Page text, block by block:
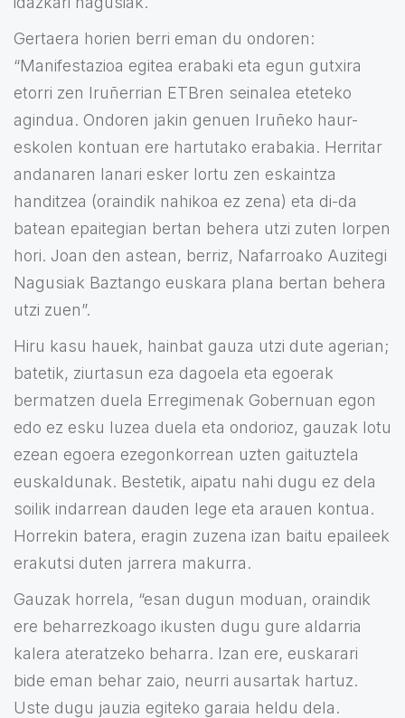
Gertaera horien berri eman du ondoren:
“Manifestazioa egitea erabaki eta egun gutxira
etorri zen Iruñerrian ETBren seinalea eteteko
agindua. Ondoren jakin genuen Iruñeko haur-
eskolen kontuan ere hartutako erabakia. Herritar
andanaren lanari esker lortu zen eskaintza
handitzea (oraindik nahikoa ez zena) eta di-da
batean epaitegian bertan behera utzi zuten lorpen
hori. Joan den astean, berriz, Nafarroako Auzitegi
Nagusiak Baztango euskara plana bertan behera
utzi zuen”.
Hiru kasu hauek, hainbat gauza utzi dute agerian;
batetik, ziurtasun eza dagoela eta egoerak
bermatzen duela Erregimenak Gobernuan egon
edo ez esku luzea duela eta ondorioz, gauzak lotu
ezean egoera ezegonkorrean uzten gaituztela
euskaldunak. Bestetik, aipatu nahi dugu ez dela
soilik indarrean dauden lege eta arauen kontua.
Horrekin batera, eragin zuzena izan baitu epaileek
erakutsi duten jarrera makurra.
Gauzak horrela, “esan dugun moduan, oraindik
ere beharrezkoago ikusten dugu gure aldarria
kalera ateratzeko beharra. Izan ere, euskarari
bide eman behar zaio, neurri ausartak hartuz.
Uste dugu jauzia egiteko garaia heldu dela.